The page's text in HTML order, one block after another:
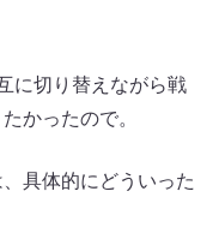
に切り替えながら戦
かったので。
具体的にどういった